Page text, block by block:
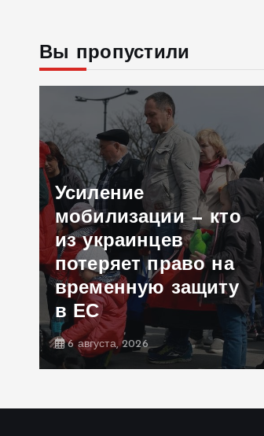
Вы пропустили
Усиление
мобилизации — кто
из украинцев
потеряет право на
временную защиту
в ЕС
6 августа, 2026